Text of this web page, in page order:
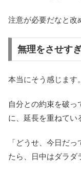
注意が必要だなと改
無理をさせす
本当にそう感じます。
自分との約束を破
に、延長を重ねてい
「どうせ、今日だ
たら、日中はダラダ